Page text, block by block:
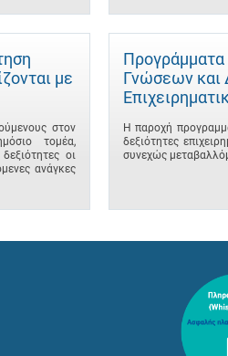
με
στον
τομέα,
οι
ανάγκες
Προγράμματα
Γνώσεων και
Η παροχή
δεξιότητες
συνεχώς